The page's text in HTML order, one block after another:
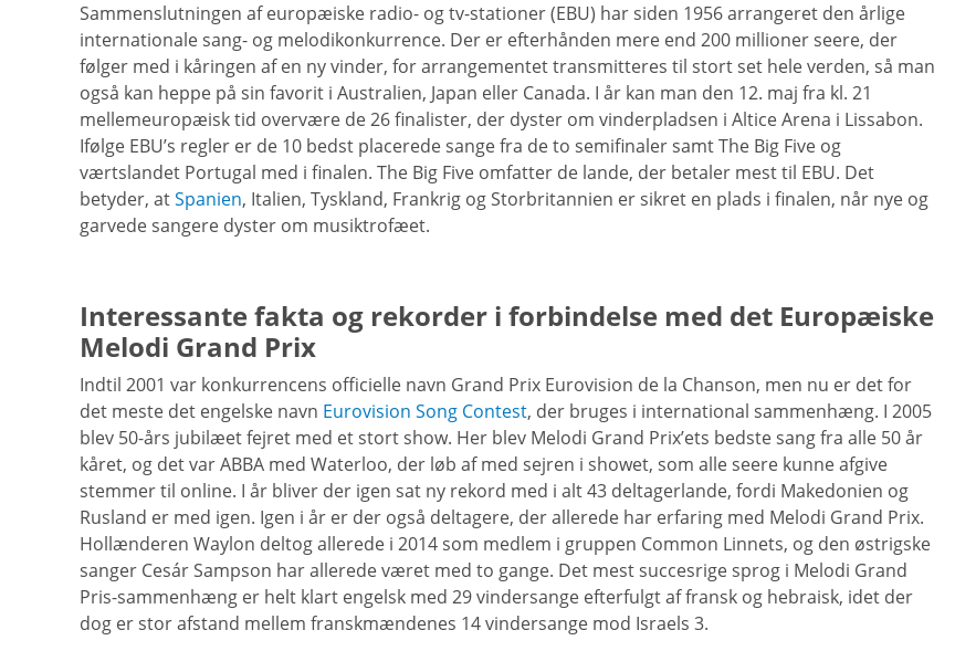
Sammenslutningen af europæiske radio- og tv-stationer (EBU) har siden 1956 arrangeret den årlige
internationale sang- og melodikonkurrence. Der er efterhånden mere end 200 millioner seere, der
følger med i kåringen af en ny vinder, for arrangementet transmitteres til stort set hele verden, så man
også kan heppe på sin favorit i Australien, Japan eller Canada. I år kan man den 12. maj fra kl. 21
mellemeuropæisk tid overvære de 26 finalister, der dyster om vinderpladsen i Altice Arena i Lissabon.
Ifølge EBU’s regler er de 10 bedst placerede sange fra de to semifinaler samt The Big Five og
værtslandet Portugal med i finalen. The Big Five omfatter de lande, der betaler mest til EBU. Det
betyder, atSpanien, Italien, Tyskland, Frankrig og Storbritannien er sikret en plads i finalen, når nye og
garvede sangere dyster om musiktrofæet.
Interessante fakta og rekorder i forbindelse med det Europæiske
Melodi Grand Prix
Indtil 2001 var konkurrencens officielle navn Grand Prix Eurovision de la Chanson, men nu er det for
det meste det engelske navn Eurovision Song Contest, der bruges i international sammenhæng. I 2005
blev 50-års jubilæet fejret med et stort show. Her blev Melodi Grand Prix’ets bedste sang fra alle 50 år
kåret, og det var ABBA med Waterloo, der løb af med sejren i showet, som alle seere kunne afgive
stemmer til online. I år bliver der igen sat ny rekord med i alt 43 deltagerlande, fordi Makedonien og
Rusland er med igen. Igen i år er der også deltagere, der allerede har erfaring med Melodi Grand Prix.
Hollænderen Waylon deltog allerede i 2014 som medlem i gruppen Common Linnets, og den østrigske
sanger Cesár Sampson har allerede været med to gange. Det mest succesrige sprog i Melodi Grand
Pris-sammenhæng er helt klart engelsk med 29 vindersange efterfulgt af fransk og hebraisk, idet der
dog er stor afstand mellem franskmændenes 14 vindersange mod Israels 3.